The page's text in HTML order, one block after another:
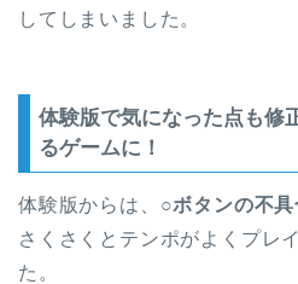
してしまいました。
体験版で気になった点も修
るゲームに！
体験版からは、 ○ボタンの不
さくさくとテンポがよくプレ
た。